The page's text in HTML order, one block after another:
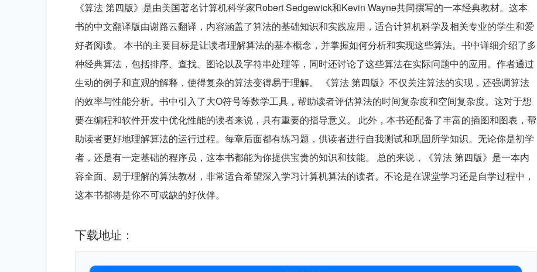
《算法 第四版》是由美国著名计算机科学家Robert Sedgewick和Kevin Wayne共同撰写的一本经典教材。这本
书的中文翻译版由谢路云翻译，内容涵盖了算法的基础知识和实践应用，适合计算机科学及相关专业的学生和爱
好者阅读。 本书的主要目标是让读者理解算法的基本概念，并掌握如何分析和实现这些算法。书中详细介绍了多
种经典算法，包括排序、查找、图论以及字符串处理等，同时还讨论了这些算法在实际问题中的应用。作者通过
生动的例子和直观的解释，使得复杂的算法变得易于理解。 《算法 第四版》不仅关注算法的实现，还强调算法
的效率与性能分析。书中引入了大O符号等数学工具，帮助读者评估算法的时间复杂度和空间复杂度。这对于想
要在编程和软件开发中优化性能的读者来说，具有重要的指导意义。 此外，本书还配备了丰富的插图和图表，帮
助读者更好地理解算法的运行过程。每章后面都有练习题，供读者进行自我测试和巩固所学知识。无论你是初学
者，还是有一定基础的程序员，这本书都能为你提供宝贵的知识和技能。 总的来说，《算法 第四版》是一本内
容全面、易于理解的算法教材，非常适合希望深入学习计算机算法的读者。不论是在课堂学习还是自学过程中，
这本书都将是你不可或缺的好伙伴。
下载地址：